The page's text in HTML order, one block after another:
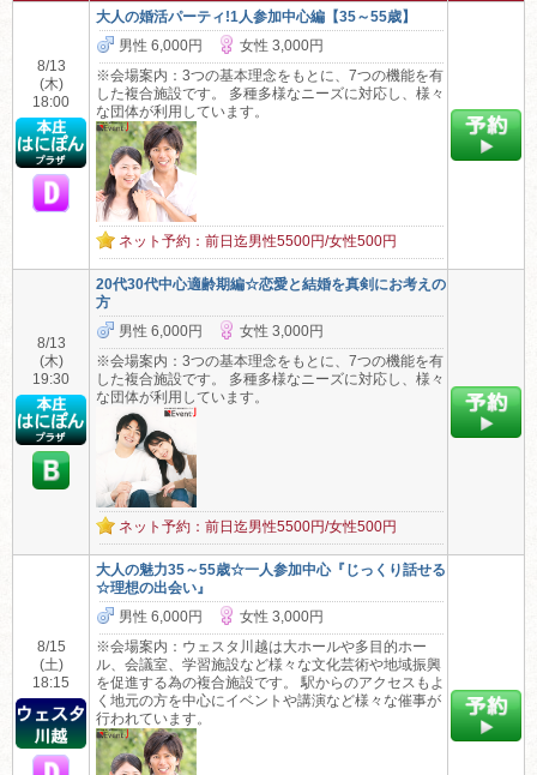
8/13
(木)
18:00
大人の婚活パーティ!1人参加中心編【35～55歳】
男性 6,000円
女性 3,000円
※会場案内：3つの基本理念をもとに、7つの機能を有
した複合施設です。 多種多様なニーズに対応し、様々
な団体が利用しています。
ネット予約：前日迄男性5500円/女性500円
8/13
(木)
19:30
20代30代中心適齢期編☆恋愛と結婚を真剣にお考えの
方
男性 6,000円
女性 3,000円
※会場案内：3つの基本理念をもとに、7つの機能を有
した複合施設です。 多種多様なニーズに対応し、様々
な団体が利用しています。
ネット予約：前日迄男性5500円/女性500円
8/15
(土)
18:15
大人の魅力35～55歳☆一人参加中心『じっくり話せる
☆理想の出会い』
男性 6,000円
女性 3,000円
※会場案内：ウェスタ川越は大ホールや多目的ホー
ル、会議室、学習施設など様々な文化芸術や地域振興
を促進する為の複合施設です。 駅からのアクセスもよ
く地元の方を中心にイベントや講演など様々な催事が
行われています。